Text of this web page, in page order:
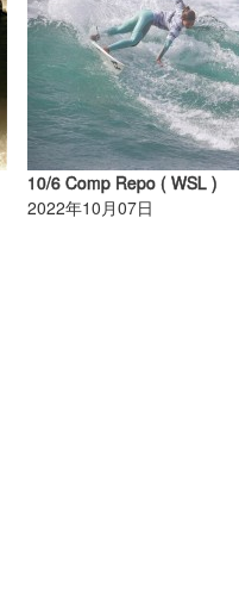
10/6 Comp Repo ( WSL )
2022年10月07日